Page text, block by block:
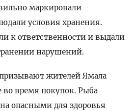
маркировали
условия хранения.
к ответственности и выдали
нарушений.
жителей Ямала
во время покупок. Рыба
опасными для здоровья